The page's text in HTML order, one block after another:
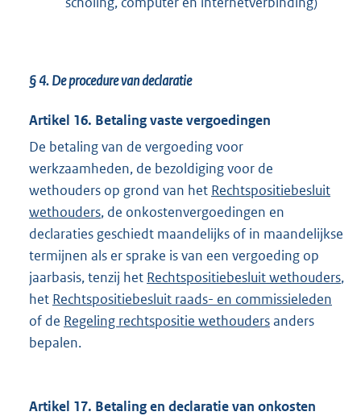
§ 4.De procedure van declaratie
Artikel 16. Betaling vaste vergoedingen
De betaling van de vergoeding voor
werkzaamheden, de bezoldiging voor de
wethouders op grond van het Rechtspositiebesluit
wethouders, de onkostenvergoedingen en
declaraties geschiedt maandelijks of in maandelijkse
termijnen als er sprake is van een vergoeding op
jaarbasis, tenzij het Rechtspositiebesluit wethouders,
het Rechtspositiebesluit raads- en commissieleden
of de Regeling rechtspositie wethoudersanders
bepalen.
Artikel 17. Betaling en declaratie van onkosten